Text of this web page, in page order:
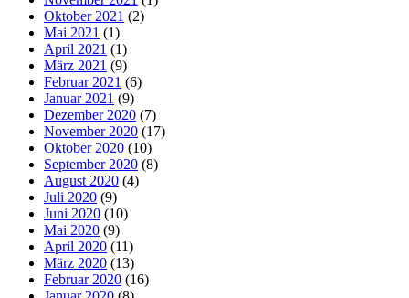
Oktober 2021 (2)
Mai 2021 (1)
April 2021 (1)
März 2021 (9)
Februar 2021 (6)
Januar 2021 (9)
Dezember 2020 (7)
November 2020 (17)
Oktober 2020 (10)
September 2020 (8)
August 2020 (4)
Juli 2020 (9)
Juni 2020 (10)
Mai 2020 (9)
April 2020 (11)
März 2020 (13)
Februar 2020 (16)